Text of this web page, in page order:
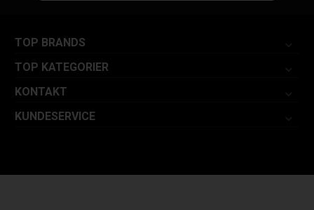
TOP BRANDS
TOP KATEGORIER
KONTAKT
KUNDESERVICE